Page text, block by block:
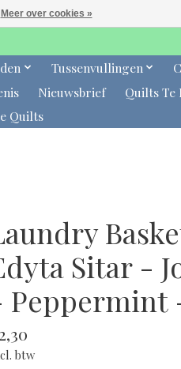
Tussenvullingen
Nieuwsbrief
Quilts Te
Quilts
Sitar -
Peppermint
btw
Meer over cookies »